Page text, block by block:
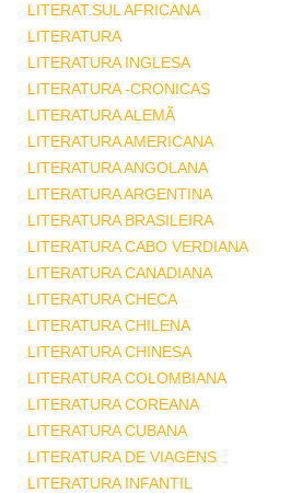
LITERAT.SUL AFRICANA
LITERATURA
LITERATURA INGLESA
LITERATURA -CRONICAS
LITERATURA ALEMÃ
LITERATURA AMERICANA
LITERATURA ANGOLANA
LITERATURA ARGENTINA
LITERATURA BRASILEIRA
LITERATURA CABO VERDIANA
LITERATURA CANADIANA
LITERATURA CHECA
LITERATURA CHILENA
LITERATURA CHINESA
LITERATURA COLOMBIANA
LITERATURA COREANA
LITERATURA CUBANA
LITERATURA DE VIAGENS
LITERATURA INFANTIL